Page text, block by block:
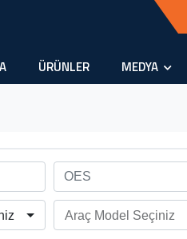
ÜRÜNLER MEDYA
Araç Model Seçiniz